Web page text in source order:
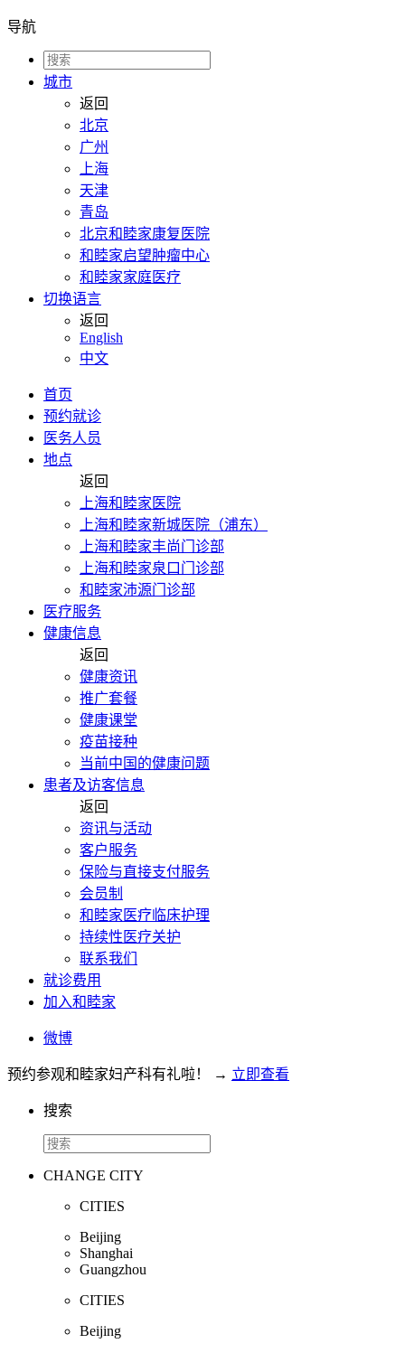
导航
城市
返回
北京
广州
上海
天津
青岛
北京和睦家康复医院
和睦家启望肿瘤中心
和睦家家庭医疗
切换语言
返回
English
中文
首页
预约就诊
医务人员
地点
返回
上海和睦家医院
上海和睦家新城医院（浦东）
上海和睦家丰尚门诊部
上海和睦家泉口门诊部
和睦家沛源门诊部
医疗服务
健康信息
返回
健康资讯
推广套餐
健康课堂
疫苗接种
当前中国的健康问题
患者及访客信息
返回
资讯与活动
客户服务
保险与直接支付服务
会员制
和睦家医疗临床护理
持续性医疗关护
联系我们
就诊费用
加入和睦家
微博
预约参观和睦家妇产科有礼啦！ → 立即查看
搜索
CHANGE CITY
CITIES
Beijing
Shanghai
Guangzhou
CITIES
Beijing